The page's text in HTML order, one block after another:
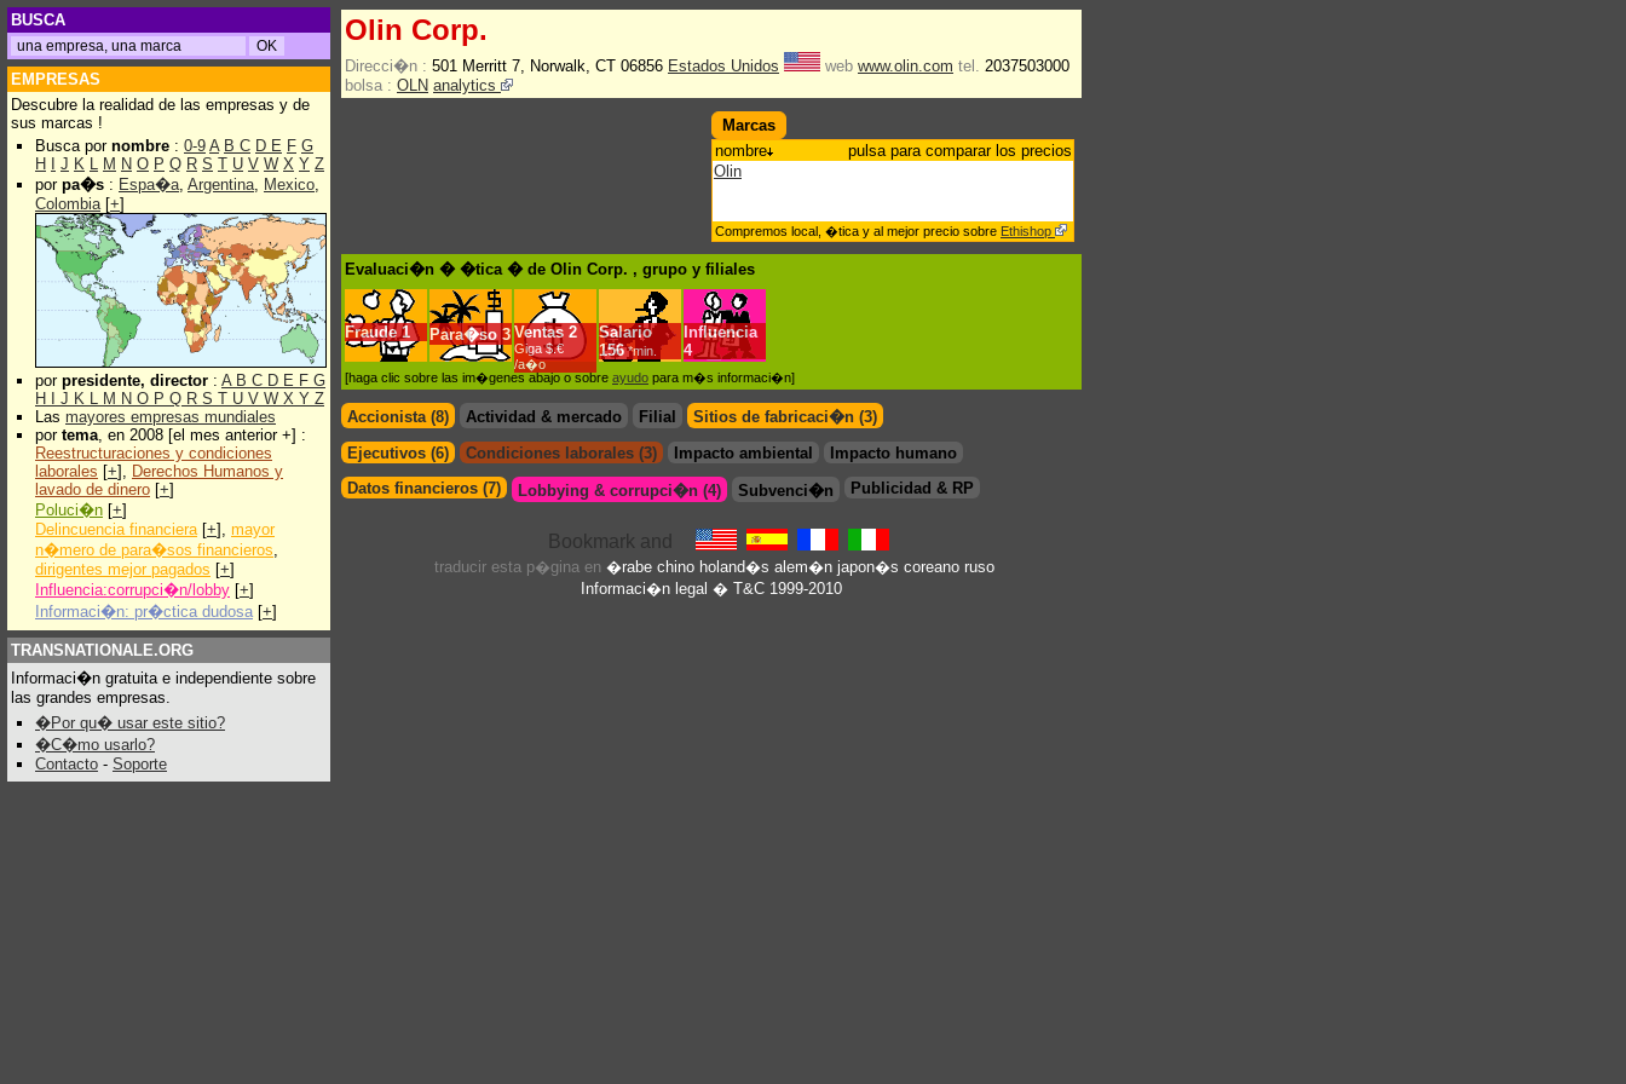
BUSCA
EMPRESAS
Descubre la realidad de las empresas y de
sus marcas !
Busca por nombre : 0-9 A B C D E F G
H
J K L M N O P Q R S T U V W X Y Z
por pa�s : Espa�a, Argentina, Mexico,
Colombia[+]
por presidente, director : A B C D E F G
H
J K L M N O P Q R S T U V W X Y Z
Las mayores empresas mundiales
por tema, en 2008 [el mes anterior +] :
Reestructuraciones y condiciones
laborales [+], Derechos Humanos y
lavado de dinero [+]
Poluci�n [+]
Delincuencia financiera[+], mayor
n�mero de para�sos financieros,
dirigentes mejor pagados [+]
Influencia:corrupci�n/lobby [+]
Informaci�n: pr�ctica dudosa [+]
TRANSNATIONALE.ORG
Informaci�n gratuita e independiente sobre
las grandes empresas.
�Por qu� usar este sitio?
�C�mo usarlo?
Contacto - Soporte
Olin Corp.
Direcci�n : 501 Merritt 7, Norwalk, CT 06856 Estados Unidos web www.olin.com tel.
2037503000
bolsa : OLN analytics
Marcas
nombre
pulsa para comparar los precios
Olin
Compremos local, �tica y al mejor precio sobre Ethishop
Evaluaci�n � �tica � de Olin Corp. , grupo y filiales
Fraude 1 Para�so 3 Ventas 2
Giga $.€
/a�o
Salario
156*min.
Influencia
4
[haga clic sobre las im�genes abajo o sobre ayudo para m�s informaci�n]
Accionista (8) Actividad & mercado Filial
Sitios de fabricaci�n (3)
Ejecutivos (6)
Condiciones laborales (3) Impacto ambiental
Impacto humano
Datos financieros (7)
Lobbying & corrupci�n (4) Subvenci�n Publicidad & RP
traducir esta p�gina en �rabe chino holand�s alem�n japon�s coreano ruso
Informaci�n legal � T&C 1999-2010